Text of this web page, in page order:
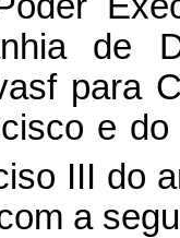
de
para
e
III do
a